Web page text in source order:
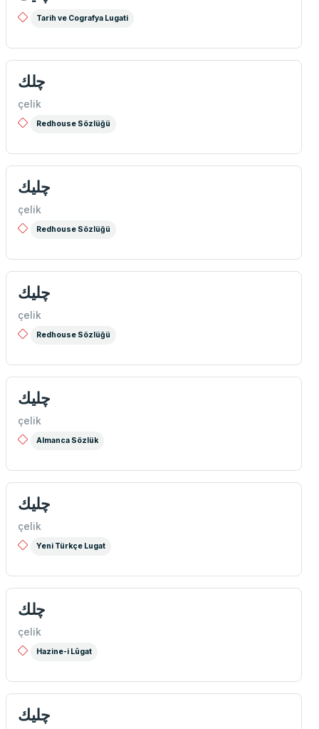
Tarih ve Cografya Lugati
چلك
çelik
Redhouse Sözlüğü
چلیك
çelik
Redhouse Sözlüğü
چلیك
çelik
Redhouse Sözlüğü
چلیك
çelik
Almanca Sözlük
چليك
çelik
Yeni Türkçe Lugat
چلك
çelik
Hazine-i Lûgat
چلیك